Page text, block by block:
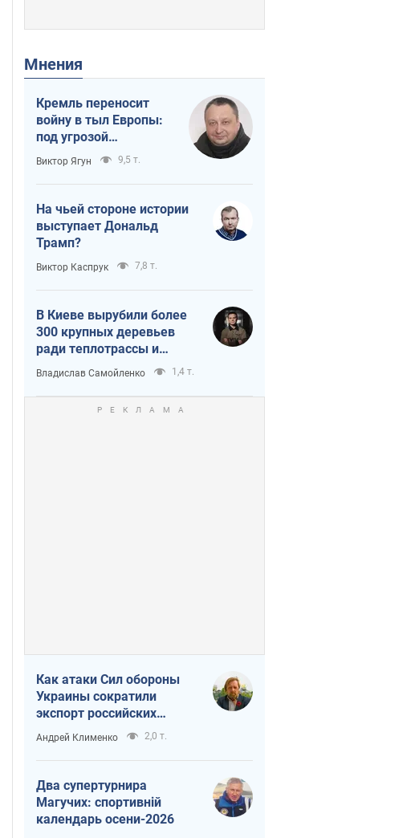
Мнения
Кремль переносит
войну в тыл Европы:
под угрозой
критическая
логистика
Виктор Ягун 9,5 т.
На чьей стороне истории
выступает Дональд
Трамп?
Виктор Каспрук 7,8 т.
В Киеве вырубили более
300 крупных деревьев
ради теплотрассы и
вопреки Генплану
Владислав Самойленко 1,4 т.
Как атаки Сил обороны
Украины сократили
экспорт российских
нефтепродуктов
Андрей Клименко 2,0 т.
Два супертурнира
Магучих: спортивній
календарь осени-2026